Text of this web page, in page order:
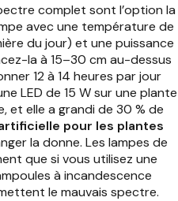
complet sont l’option la
avec une température de
du jour) et une puissance
la à 15–30 cm au-dessus
12 à 14 heures par jour
LED de 15 W sur une plante
et elle a grandi de 30 % de
pour les plantes
la donne. Les lampes de
que si vous utilisez une
à incandescence
le mauvais spectre.